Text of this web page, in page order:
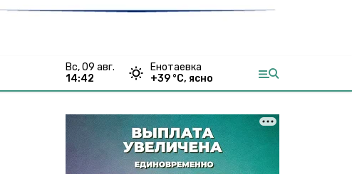
вс, 09 авг.
14:42
Енотаевка
+39 °С, ясно